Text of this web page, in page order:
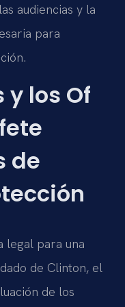
audiencias y la
para
y los Of
de
legal para una
de Clinton, el
de los